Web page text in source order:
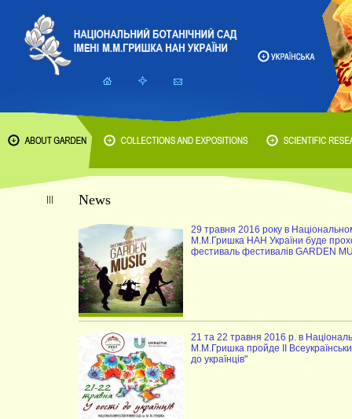
News
29 травня 2016 року в
М.М.Гришка НАН України буде
фестиваль фестивалів GARDEN
21 та 22 травня 2016 р. в
М.М.Гришка пройде ІІ
до українців"